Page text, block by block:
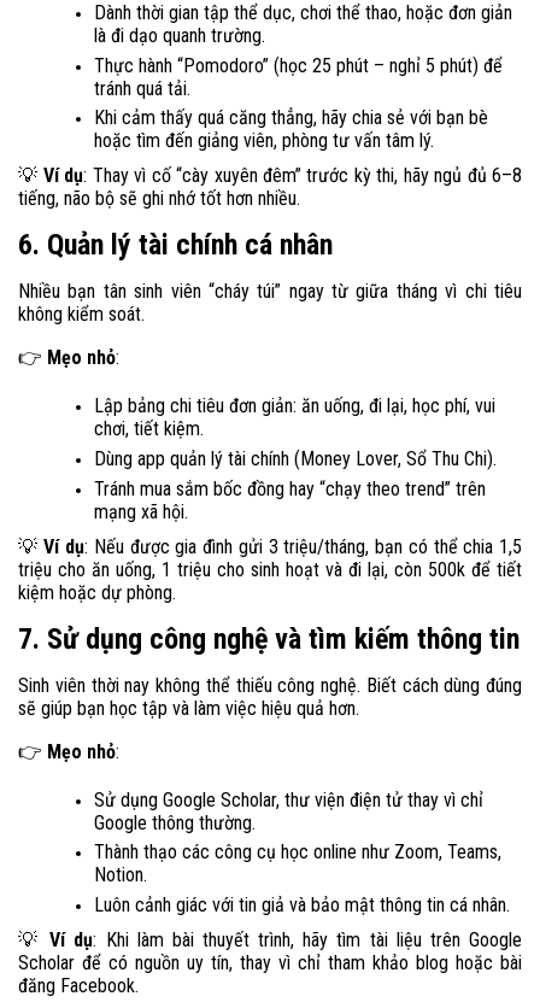
Dành thời gian tập thể dục, chơi thể thao, hoặc đơn giản
là đi dạo quanh trường.
Thực hành “Pomodoro” (học 25 phút – nghỉ 5 phút) để
tránh quá tải.
Khi cảm thấy quá căng thẳng, hãy chia sẻ với bạn bè
hoặc tìm đến giảng viên, phòng tư vấn tâm lý.
💡 Ví dụ: Thay vì cố “cày xuyên đêm” trước kỳ thi, hãy ngủ đủ 6–8
tiếng, não bộ sẽ ghi nhớ tốt hơn nhiều.
6. Quản lý tài chính cá nhân
Nhiều bạn tân sinh viên “cháy túi” ngay từ giữa tháng vì chi tiêu
không kiểm soát.
👉 Mẹo nhỏ:
Lập bảng chi tiêu đơn giản: ăn uống, đi lại, học phí, vui
chơi, tiết kiệm.
Dùng app quản lý tài chính (Money Lover, Sổ Thu Chi).
Tránh mua sắm bốc đồng hay “chạy theo trend” trên
mạng xã hội.
💡 Ví dụ: Nếu được gia đình gửi 3 triệu/tháng, bạn có thể chia 1,5
triệu cho ăn uống, 1 triệu cho sinh hoạt và đi lại, còn 500k để tiết
kiệm hoặc dự phòng.
7. Sử dụng công nghệ và tìm kiếm thông tin
Sinh viên thời nay không thể thiếu công nghệ. Biết cách dùng đúng
sẽ giúp bạn học tập và làm việc hiệu quả hơn.
👉 Mẹo nhỏ:
Sử dụng Google Scholar, thư viện điện tử thay vì chỉ
Google thông thường.
Thành thạo các công cụ học online như Zoom, Teams,
Notion.
Luôn cảnh giác với tin giả và bảo mật thông tin cá nhân.
💡 Ví dụ: Khi làm bài thuyết trình, hãy tìm tài liệu trên Google
Scholar để có nguồn uy tín, thay vì chỉ tham khảo blog hoặc bài
đăng Facebook.